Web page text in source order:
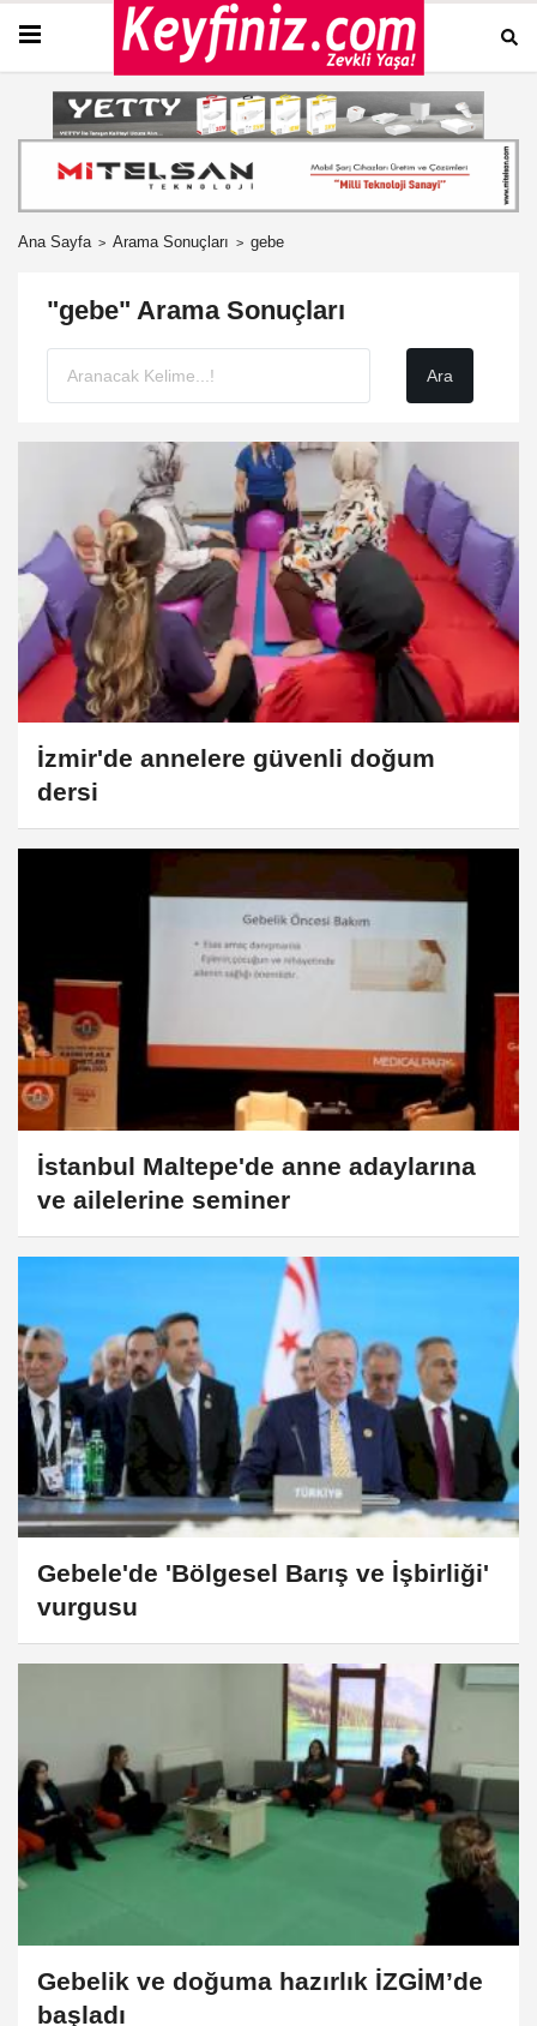
Ana Sayfa Arama Sonuçları gebe
"gebe" Arama Sonuçları
İzmir'de annelere güvenli doğum
dersi
İstanbul Maltepe'de anne adaylarına
ve ailelerine seminer
Gebele'de 'Bölgesel Barış ve İşbirliği'
vurgusu
Gebelik ve doğuma hazırlık İZGİM’de
başladı